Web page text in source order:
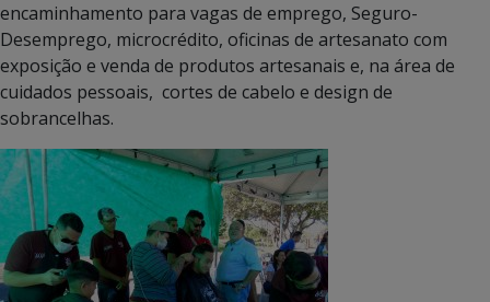
encaminhamento para vagas de emprego, Seguro-
Desemprego, microcrédito, oficinas de artesanato com
exposição e venda de produtos artesanais e, na área de
cuidados pessoais, cortes de cabelo e design de
sobrancelhas.